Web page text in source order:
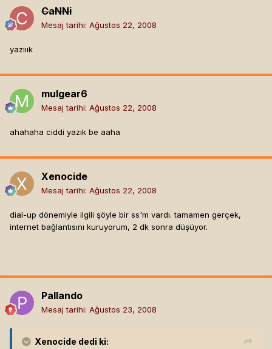
CaNNi
Mesaj tarihi: Ağustos 22, 2008
yazııık
mulgear6
Mesaj tarihi: Ağustos 22, 2008
ahahaha ciddi yazık be aaha
Xenocide
Mesaj tarihi: Ağustos 22, 2008
dial-up dönemiyle ilgili şöyle bir ss'm vardı. tamamen gerçek,
internet bağlantısını kuruyorum, 2 dk sonra düşüyor.
Pallando
Mesaj tarihi: Ağustos 23, 2008
Xenocide dedi ki: